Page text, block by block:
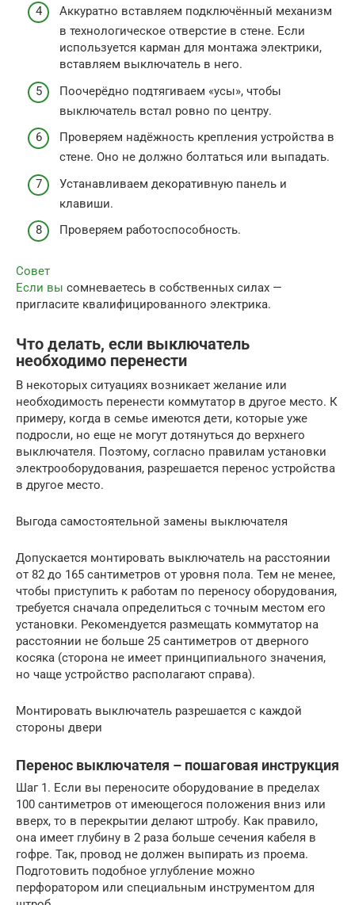
Аккуратно вставляем подключённый механизм
в технологическое отверстие в стене. Если
используется карман для монтажа электрики,
вставляем выключатель в него.
Поочерёдно подтягиваем «усы», чтобы
выключатель встал ровно по центру.
Проверяем надёжность крепления устройства в
стене. Оно не должно болтаться или выпадать.
Устанавливаем декоративную панель и
клавиши.
Проверяем работоспособность.
Совет
Если вы сомневаетесь в собственных силах —
пригласите квалифицированного электрика.
Что делать, если выключатель
необходимо перенести
В некоторых ситуациях возникает желание или
необходимость перенести коммутатор в другое место. К
примеру, когда в семье имеются дети, которые уже
подросли, но еще не могут дотянуться до верхнего
выключателя. Поэтому, согласно правилам установки
электрооборудования, разрешается перенос устройства
в другое место.
Выгода самостоятельной замены выключателя
Допускается монтировать выключатель на расстоянии
от 82 до 165 сантиметров от уровня пола. Тем не менее,
чтобы приступить к работам по переносу оборудования,
требуется сначала определиться с точным местом его
установки. Рекомендуется размещать коммутатор на
расстоянии не больше 25 сантиметров от дверного
косяка (сторона не имеет принципиального значения,
но чаще устройство располагают справа).
Монтировать выключатель разрешается с каждой
стороны двери
Перенос выключателя – пошаговая инструкция
Шаг 1. Если вы переносите оборудование в пределах
100 сантиметров от имеющегося положения вниз или
вверх, то в перекрытии делают штробу. Как правило,
она имеет глубину в 2 раза больше сечения кабеля в
гофре. Так, провод не должен выпирать из проема.
Подготовить подобное углубление можно
перфоратором или специальным инструментом для